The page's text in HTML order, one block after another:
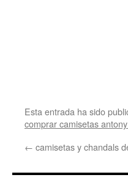
Esta entrada ha sido
comprar camisetas
← camisetas y chandals